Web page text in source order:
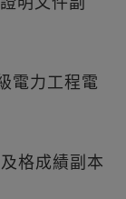
電力工程電
格成績副本